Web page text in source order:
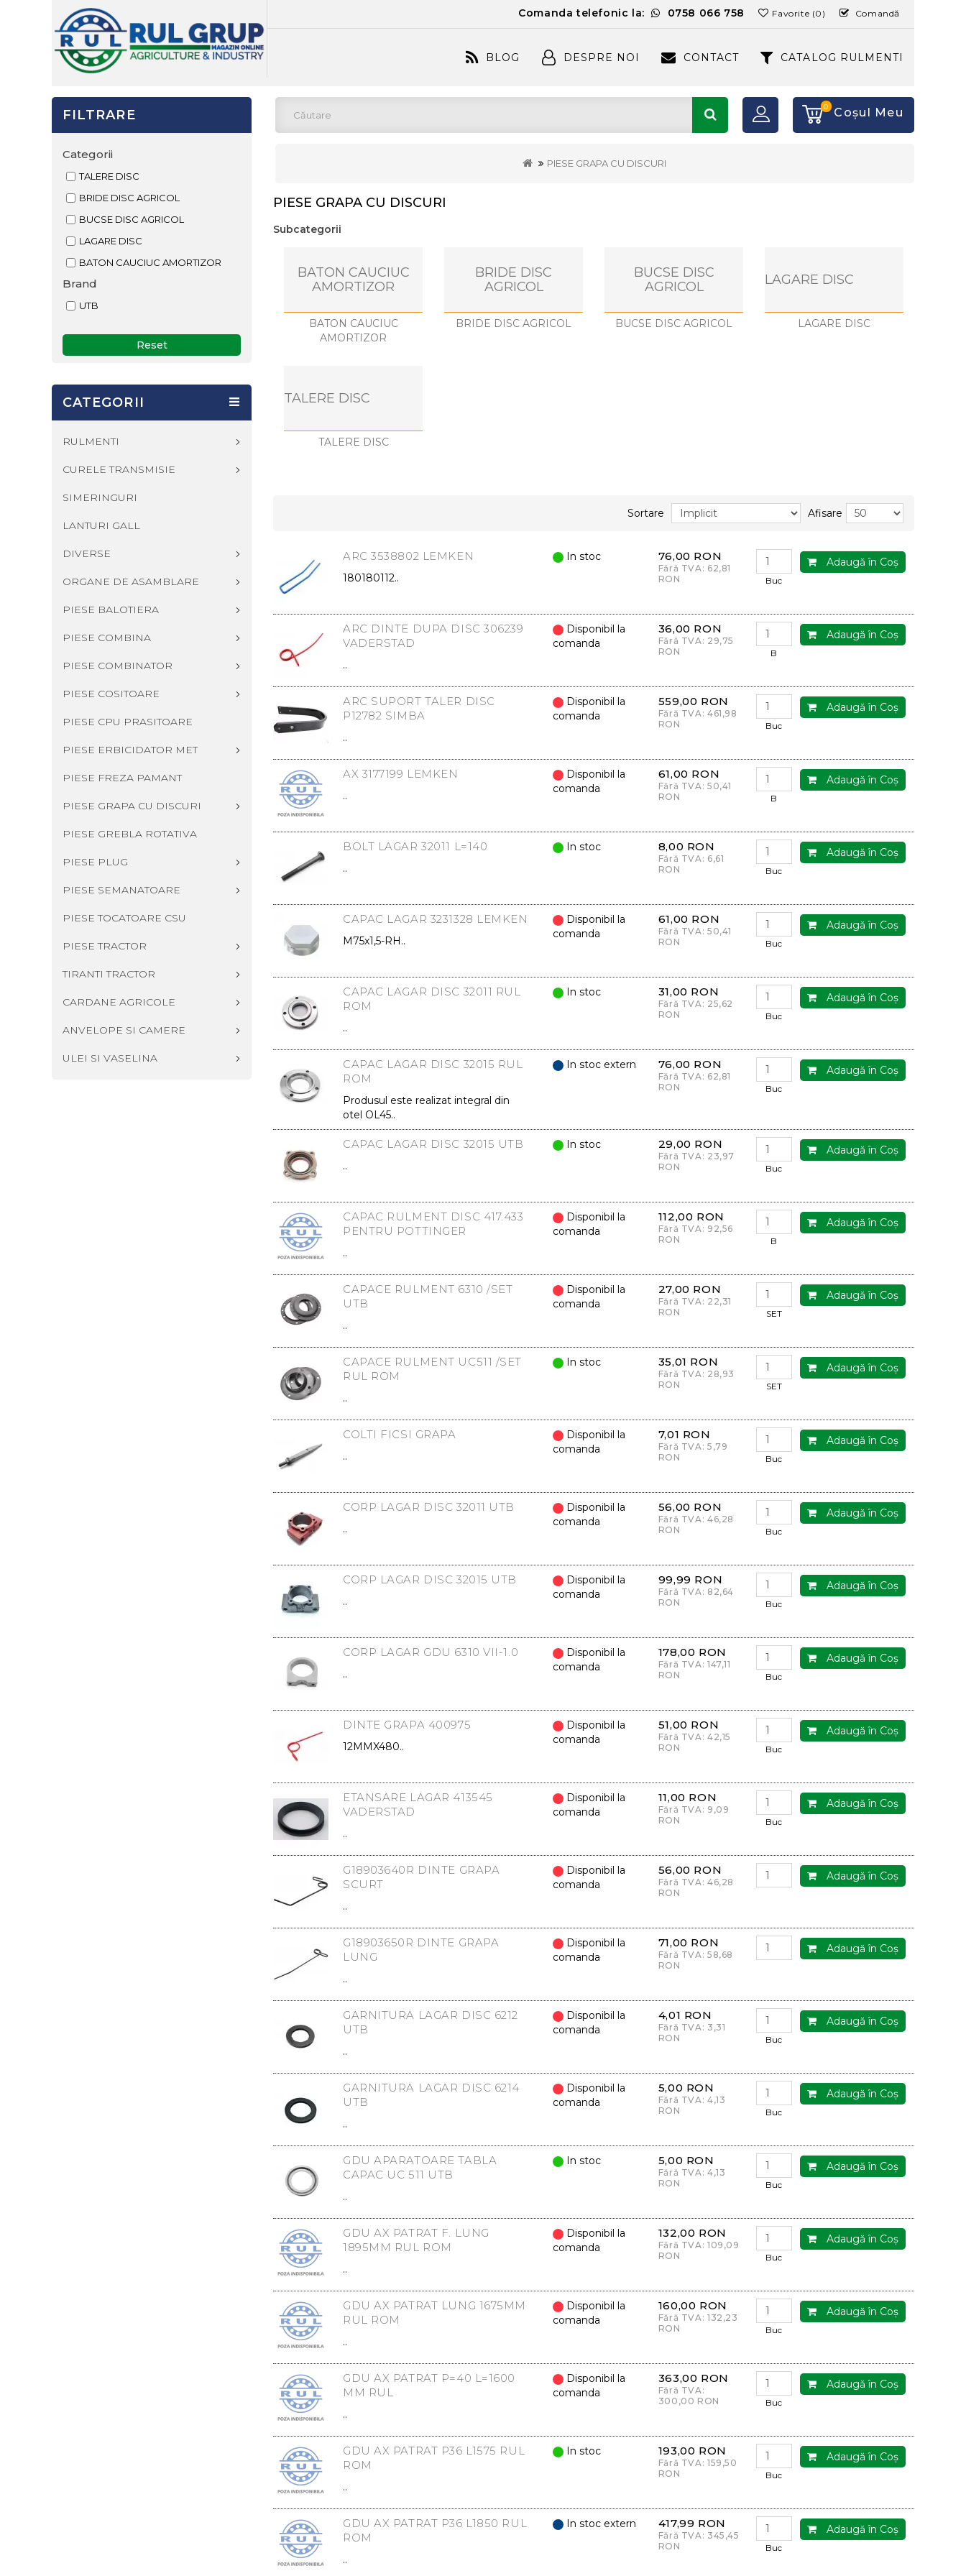
Comanda telefonic la: 0758 066 758 Favorite (0) Comandă
BLOG DESPRE NOI CONTACT CATALOG RULMENTI
0 Coşul Meu
PIESE GRAPA CU DISCURI
FILTRARE
Categorii
TALERE DISC
BRIDE DISC AGRICOL
BUCSE DISC AGRICOL
LAGARE DISC
BATON CAUCIUC AMORTIZOR
Brand
UTB
Reset
CATEGORII
RULMENTI
CURELE TRANSMISIE
SIMERINGURI
LANTURI GALL
DIVERSE
ORGANE DE ASAMBLARE
PIESE BALOTIERA
PIESE COMBINA
PIESE COMBINATOR
PIESE COSITOARE
PIESE CPU PRASITOARE
PIESE ERBICIDATOR MET
PIESE FREZA PAMANT
PIESE GRAPA CU DISCURI
PIESE GREBLA ROTATIVA
PIESE PLUG
PIESE SEMANATOARE
PIESE TOCATOARE CSU
PIESE TRACTOR
TIRANTI TRACTOR
CARDANE AGRICOLE
ANVELOPE SI CAMERE
ULEI SI VASELINA
PIESE GRAPA CU DISCURI
Subcategorii
BATON CAUCIUC
AMORTIZOR
BATON CAUCIUC
AMORTIZOR
BRIDE DISC
AGRICOL
BRIDE DISC AGRICOL
BUCSE DISC
AGRICOL
BUCSE DISC AGRICOL
LAGARE DISC
LAGARE DISC
TALERE DISC
TALERE DISC
Sortare Afisare
ARC 3538802 LEMKEN
180180112..
In stoc 76,00 RON
Fără TVA: 62,81
RON
Adaugă în Coş
Buc
ARC DINTE DUPA DISC 306239
VADERSTAD
..
Disponibil la
comanda
36,00 RON
Fără TVA: 29,75
RON
Adaugă în Coş
B
ARC SUPORT TALER DISC
P12782 SIMBA
..
Disponibil la
comanda
559,00 RON
Fără TVA: 461,98
RON
Adaugă în Coş
Buc
AX 3177199 LEMKEN
..
Disponibil la
comanda
61,00 RON
Fără TVA: 50,41
RON
Adaugă în Coş
B
BOLT LAGAR 32011 L=140
..
In stoc 8,00 RON
Fără TVA: 6,61
RON
Adaugă în Coş
Buc
CAPAC LAGAR 3231328 LEMKEN
M75x1,5-RH..
Disponibil la
comanda
61,00 RON
Fără TVA: 50,41
RON
Adaugă în Coş
Buc
CAPAC LAGAR DISC 32011 RUL
ROM
..
In stoc 31,00 RON
Fără TVA: 25,62
RON
Adaugă în Coş
Buc
CAPAC LAGAR DISC 32015 RUL
ROM
Produsul este realizat integral din
otel OL45..
In stoc extern 76,00 RON
Fără TVA: 62,81
RON
Adaugă în Coş
Buc
CAPAC LAGAR DISC 32015 UTB
..
In stoc 29,00 RON
Fără TVA: 23,97
RON
Adaugă în Coş
Buc
CAPAC RULMENT DISC 417.433
PENTRU POTTINGER
..
Disponibil la
comanda
112,00 RON
Fără TVA: 92,56
RON
Adaugă în Coş
B
CAPACE RULMENT 6310 /SET
UTB
..
Disponibil la
comanda
27,00 RON
Fără TVA: 22,31
RON
Adaugă în Coş
SET
CAPACE RULMENT UC511 /SET
RUL ROM
..
In stoc 35,01 RON
Fără TVA: 28,93
RON
Adaugă în Coş
SET
COLTI FICSI GRAPA
..
Disponibil la
comanda
7,01 RON
Fără TVA: 5,79
RON
Adaugă în Coş
Buc
CORP LAGAR DISC 32011 UTB
..
Disponibil la
comanda
56,00 RON
Fără TVA: 46,28
RON
Adaugă în Coş
Buc
CORP LAGAR DISC 32015 UTB
..
Disponibil la
comanda
99,99 RON
Fără TVA: 82,64
RON
Adaugă în Coş
Buc
CORP LAGAR GDU 6310 VII-1.0
..
Disponibil la
comanda
178,00 RON
Fără TVA: 147,11
RON
Adaugă în Coş
Buc
DINTE GRAPA 400975
12MMX480..
Disponibil la
comanda
51,00 RON
Fără TVA: 42,15
RON
Adaugă în Coş
Buc
ETANSARE LAGAR 413545
VADERSTAD
..
Disponibil la
comanda
11,00 RON
Fără TVA: 9,09
RON
Adaugă în Coş
Buc
G18903640R DINTE GRAPA
SCURT
..
Disponibil la
comanda
56,00 RON
Fără TVA: 46,28
RON
Adaugă în Coş
G18903650R DINTE GRAPA
LUNG
..
Disponibil la
comanda
71,00 RON
Fără TVA: 58,68
RON
Adaugă în Coş
GARNITURA LAGAR DISC 6212
UTB
..
Disponibil la
comanda
4,01 RON
Fără TVA: 3,31
RON
Adaugă în Coş
Buc
GARNITURA LAGAR DISC 6214
UTB
..
Disponibil la
comanda
5,00 RON
Fără TVA: 4,13
RON
Adaugă în Coş
Buc
GDU APARATOARE TABLA
CAPAC UC 511 UTB
..
In stoc 5,00 RON
Fără TVA: 4,13
RON
Adaugă în Coş
Buc
GDU AX PATRAT F. LUNG
1895MM RUL ROM
..
Disponibil la
comanda
132,00 RON
Fără TVA: 109,09
RON
Adaugă în Coş
Buc
GDU AX PATRAT LUNG 1675MM
RUL ROM
..
Disponibil la
comanda
160,00 RON
Fără TVA: 132,23
RON
Adaugă în Coş
Buc
GDU AX PATRAT P=40 L=1600
MM RUL
..
Disponibil la
comanda
363,00 RON
Fără TVA:
300,00 RON
Adaugă în Coş
Buc
GDU AX PATRAT P36 L1575 RUL
ROM
..
In stoc 193,00 RON
Fără TVA: 159,50
RON
Adaugă în Coş
Buc
GDU AX PATRAT P36 L1850 RUL
ROM
..
In stoc extern 417,99 RON
Fără TVA: 345,45
RON
Adaugă în Coş
Buc